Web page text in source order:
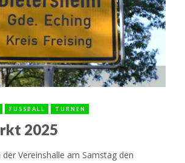
FUSSBALL TURNEN
2025
Vereinshalle am Samstag den